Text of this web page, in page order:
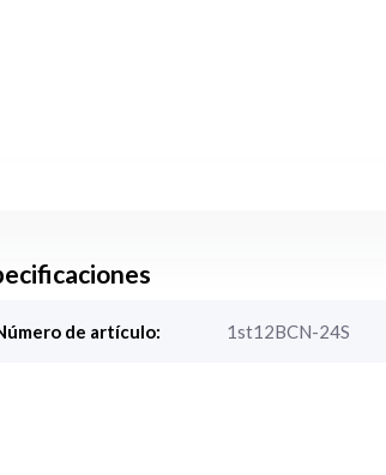
de artículo: 1st12BCN-24S